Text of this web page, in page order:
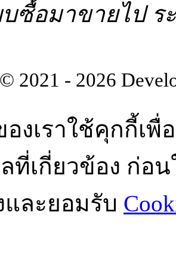
บซื้อมาขายไป ร
2021 - 2026
องเราใช้คุกกี้เ
ที่เกี่ยวข้อง ก่อน
ละยอมรับ